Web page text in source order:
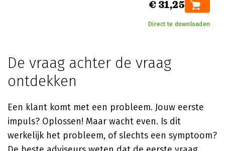
€ 31,25
Direct te downloaden
De vraag achter de vraag
ontdekken
Een klant komt met een probleem. Jouw eerste
impuls? Oplossen! Maar wacht even. Is dit
werkelijk het probleem, of slechts een symptoom?